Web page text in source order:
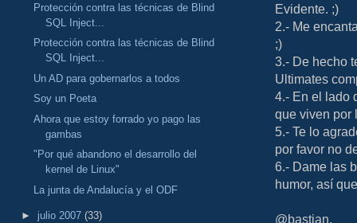
Protección contra las técnicas de Blind
SQL Inject...
Protección contra las técnicas de Blind
SQL Inject...
Un AD para gobernarlos a todos
Soy un Poeta
Ahora que estoy forrado yo pago las
gambas
"Por qué abandono el desarrollo del
kernel de Linux"
La junta de Andalucía y el ODF
► julio 2007 (33)
Evidente. ;)
2.- Me
;)
3.- De hecho
Ultimates
4.- En el lado
que viven por
5.- Te lo
por favor no
6.- Dame las
humor, así
@bastian,